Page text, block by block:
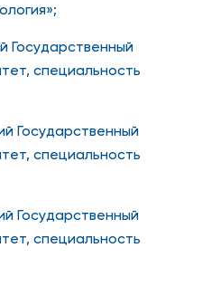
Государственный
специальность
Государственный
специальность
Государственный
специальность